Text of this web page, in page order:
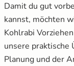
Damit du gut
kannst, möchten
Kohlrabi
unsere praktische
Planung und der